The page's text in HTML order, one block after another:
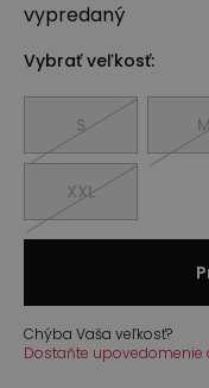
vypredaný
Vybrať veľkosť:
S
XXL
Chýba Vaša veľkosť?
Dostaňte